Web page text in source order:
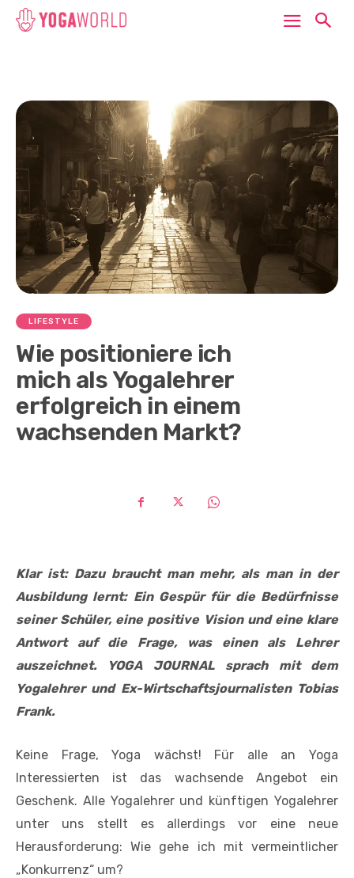
LIFESTYLE
Wie positioniere ich
mich als Yogalehrer
erfolgreich in einem
wachsenden Markt?
Klar ist: Dazu braucht man mehr, als man in der
Ausbildung lernt: Ein Gespür für die Bedürfnisse
seiner Schüler, eine positive Vision und eine klare
Antwort auf die Frage, was einen als Lehrer
auszeichnet. YOGA JOURNAL sprach mit dem
Yogalehrer und Ex-Wirtschaftsjournalisten Tobias
Frank.
Keine Frage, Yoga wächst! Für alle an Yoga
Interessierten ist das wachsende Angebot ein
Geschenk. Alle Yogalehrer und künftigen Yogalehrer
unter uns stellt es allerdings vor eine neue
Herausforderung: Wie gehe ich mit vermeintlicher
„Konkurrenz“ um?